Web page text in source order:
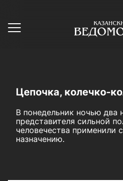
Цепочка, колечко-
В понедельник ночью два
представителя сильной
человечества применили
назначению.